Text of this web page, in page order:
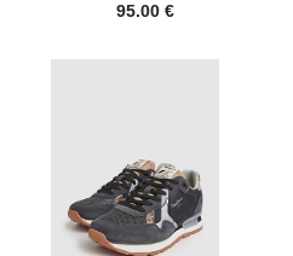
95.00 €